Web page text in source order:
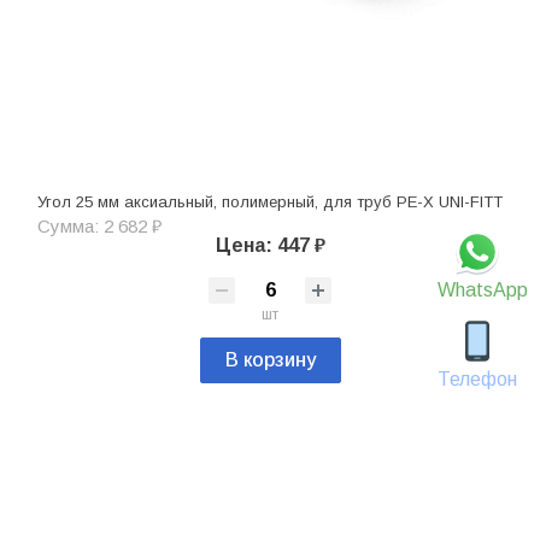
WhatsApp
Телефон
Угол 25 мм аксиальный, полимерный, для труб PE-X UNI-FITT
Сумма: 2 682 ₽
Цена: 447 ₽
шт
В корзину